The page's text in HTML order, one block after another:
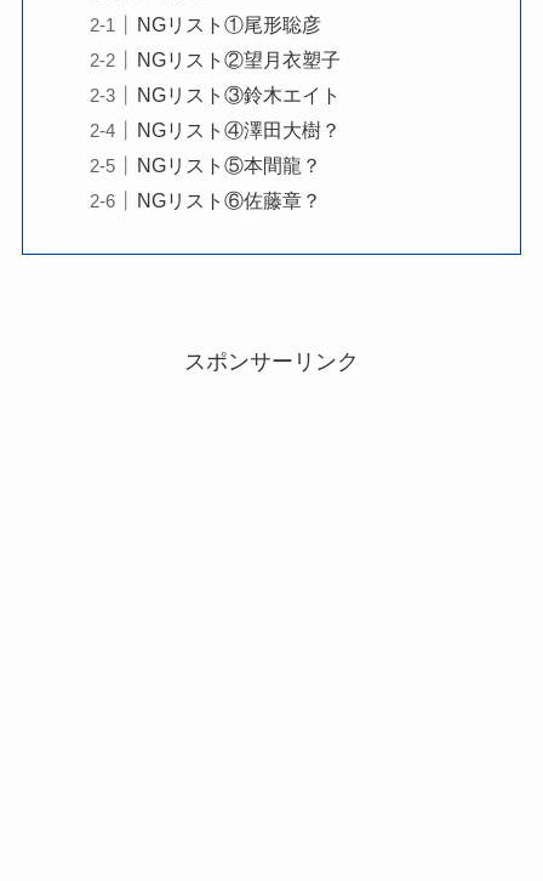
NGリスト①尾形聡彦
NGリスト②望月衣塑子
NGリスト③鈴木エイト
NGリスト④澤田大樹？
NGリスト⑤本間龍？
NGリスト⑥佐藤章？
スポンサーリンク